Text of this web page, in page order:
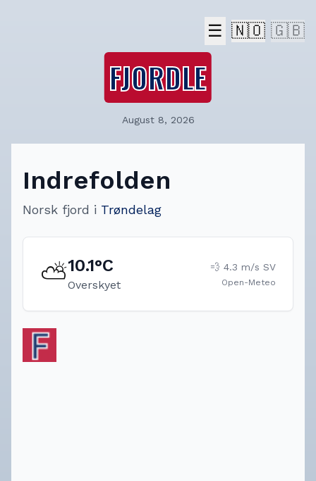
☰ 🇳🇴 🇬🇧
FJORDLE
August 8, 2026
Indrefolden
Norsk fjord i Trøndelag
⛅10.1°C
Overskyet
💨 4.3 m/s SV
Open-Meteo